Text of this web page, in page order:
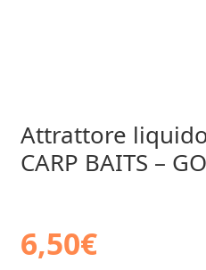
Attrattore liquido
CARP BAITS –
6,50€